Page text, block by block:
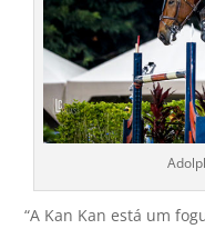
“A Kan Kan está um